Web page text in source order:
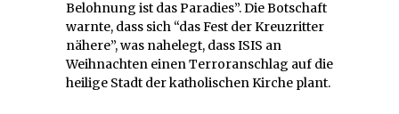
Belohnung ist das Paradies”. Die Botschaft
warnte, dass sich “das Fest der Kreuzritter
nähere”, was nahelegt, dass ISIS an
Weihnachten einen Terroranschlag auf die
heilige Stadt der katholischen Kirche plant.